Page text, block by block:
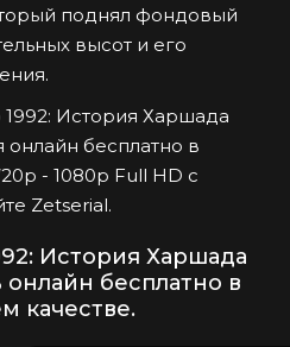
поднял фондовый
высот и его
История Харшада
онлайн бесплатно в
- 1080p Full HD с
Zetserial.
История Харшада
бесплатно в
качестве.